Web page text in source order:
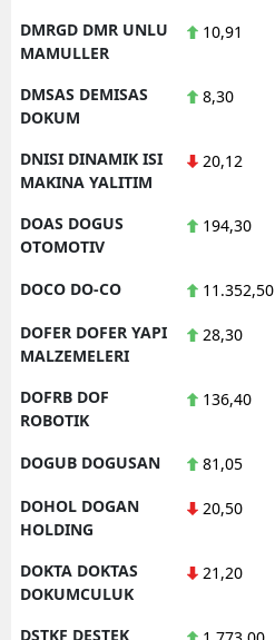
DMRGD DMR UNLU
MAMULLER
10,91
DMSAS DEMISAS
DOKUM
8,30
DNISI DINAMIK ISI
MAKINA YALITIM
20,12
DOAS DOGUS
OTOMOTIV
194,30
DOCO DO-CO 11.352,50
DOFER DOFER YAPI
MALZEMELERI
28,30
DOFRB DOF
ROBOTIK
136,40
DOGUB DOGUSAN 81,05
DOHOL DOGAN
HOLDING
20,50
DOKTA DOKTAS
DOKUMCULUK
21,20
DSTKF DESTEK